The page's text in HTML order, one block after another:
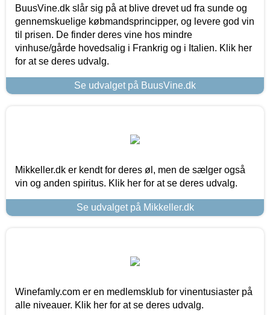
BuusVine.dk slår sig på at blive drevet ud fra sunde og
gennemskuelige købmandsprincipper, og levere god vin
til prisen. De finder deres vine hos mindre
vinhuse/gårde hovedsalig i Frankrig og i Italien. Klik her
for at se deres udvalg.
Se udvalget på BuusVine.dk
Mikkeller.dk er kendt for deres øl, men de sælger også
vin og anden spiritus. Klik her for at se deres udvalg.
Se udvalget på Mikkeller.dk
Winefamly.com er en medlemsklub for vinentusiaster på
alle niveauer. Klik her for at se deres udvalg.